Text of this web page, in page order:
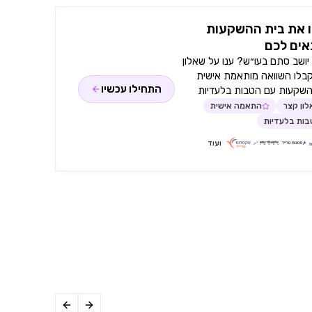
את בית ההשקעות
לכם
סתם בעו״ש? ענו על שאלון
השוואה מותאמת אישית
עם הטבות בלעדיות
קצר
התאמה אישית
בלעדיות
ועוד
התחילו עכשיו